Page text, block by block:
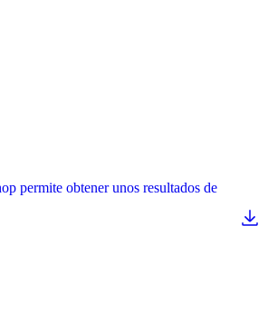
permite obtener unos resultados de